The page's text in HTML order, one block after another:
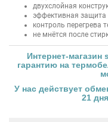
двухслойная
эффективная защита
контроль перегрева
не мнётся после
Интернет-магазин
гарантию на
У нас действует
21